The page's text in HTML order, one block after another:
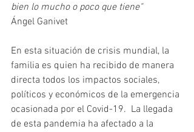
bien lo mucho o poco que tiene"
Ángel Ganivet
En esta situación de crisis mundial, la
familia es quien ha recibido de manera
directa todos los impactos sociales,
políticos y económicos de la emergencia
ocasionada por el Covid-19.  La llegada
de esta pandemia ha afectado a la